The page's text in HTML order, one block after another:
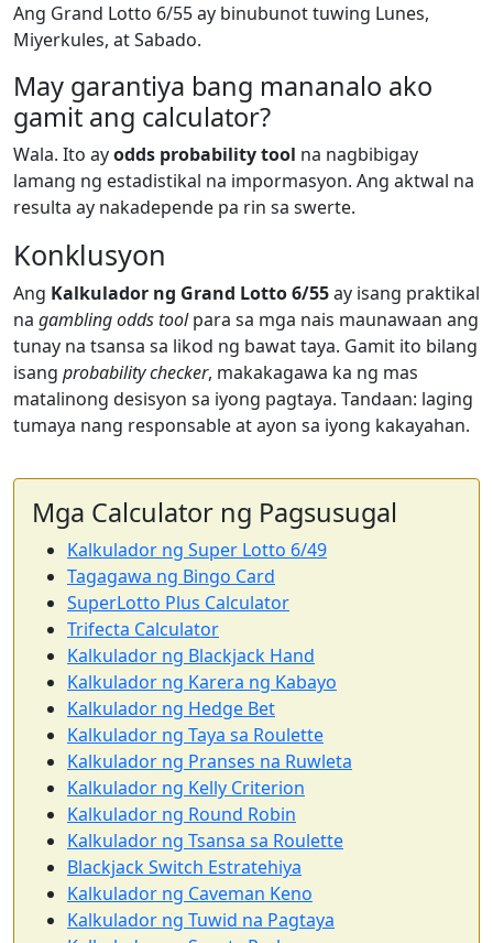
Ang Grand Lotto 6/55 ay binubunot tuwing Lunes,
Miyerkules, at Sabado.
May garantiya bang mananalo ako
gamit ang calculator?
Wala. Ito ayodds probability tool na nagbibigay
lamang ng estadistikal na impormasyon. Ang aktwal na
resulta ay nakadepende pa rin sa swerte.
Konklusyon
Ang Kalkulador ng Grand Lotto 6/55ay isang praktikal
na gambling odds toolpara sa mga nais maunawaan ang
tunay na tsansa sa likod ng bawat taya. Gamit ito bilang
isang probability checker, makakagawa ka ng mas
matalinong desisyon sa iyong pagtaya. Tandaan: laging
tumaya nang responsable at ayon sa iyong kakayahan.
Mga Calculator ng Pagsusugal
Kalkulador ng Super Lotto 6/49
Tagagawa ng Bingo Card
SuperLotto Plus Calculator
Trifecta Calculator
Kalkulador ng Blackjack Hand
Kalkulador ng Karera ng Kabayo
Kalkulador ng Hedge Bet
Kalkulador ng Taya sa Roulette
Kalkulador ng Pranses na Ruwleta
Kalkulador ng Kelly Criterion
Kalkulador ng Round Robin
Kalkulador ng Tsansa sa Roulette
Blackjack Switch Estratehiya
Kalkulador ng Caveman Keno
Kalkulador ng Tuwid na Pagtaya